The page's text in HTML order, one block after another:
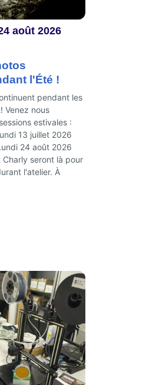
août 2026
l'Été !
pendant les
Venez nous
estivales :
13 juillet 2026
24 août 2026
seront là pour
l'atelier. À